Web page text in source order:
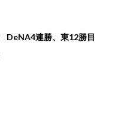
DeNA4連勝、東12勝目